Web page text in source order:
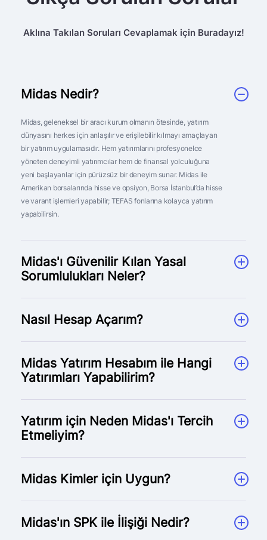
Aklına Takılan Soruları Cevaplamak için Buradayız!
Midas Nedir?
Midas, geleneksel bir aracı kurum olmanın ötesinde, yatırım
dünyasını herkes için anlaşılır ve erişilebilir kılmayı amaçlayan
bir yatırım uygulamasıdır. Hem yatırımlarını profesyonelce
yöneten deneyimli yatırımcılar hem de finansal yolculuğuna
yeni başlayanlar için pürüzsüz bir deneyim sunar. Midas ile
Amerikan borsalarında hisse ve opsiyon, Borsa İstanbul’da hisse
ve varant işlemleri yapabilir; TEFAS fonlarına kolayca yatırım
yapabilirsin.
Midas'ı Güvenilir Kılan Yasal
Sorumlulukları Neler?
Nasıl Hesap Açarım?
Midas Yatırım Hesabım ile Hangi
Yatırımları Yapabilirim?
Yatırım için Neden Midas'ı Tercih
Etmeliyim?
Midas Kimler için Uygun?
Midas'ın SPK ile İlişiği Nedir?